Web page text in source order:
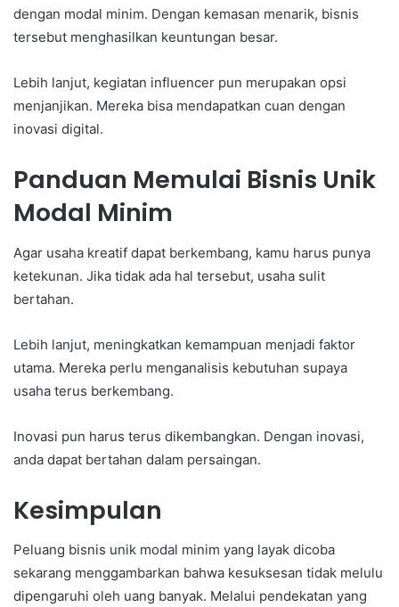
dengan modal minim. Dengan kemasan menarik, bisnis
tersebut menghasilkan keuntungan besar.
Lebih lanjut, kegiatan influencer pun merupakan opsi
menjanjikan. Mereka bisa mendapatkan cuan dengan
inovasi digital.
Panduan Memulai Bisnis Unik
Modal Minim
Agar usaha kreatif dapat berkembang, kamu harus punya
ketekunan. Jika tidak ada hal tersebut, usaha sulit
bertahan.
Lebih lanjut, meningkatkan kemampuan menjadi faktor
utama. Mereka perlu menganalisis kebutuhan supaya
usaha terus berkembang.
Inovasi pun harus terus dikembangkan. Dengan inovasi,
anda dapat bertahan dalam persaingan.
Kesimpulan
Peluang bisnis unik modal minim yang layak dicoba
sekarang menggambarkan bahwa kesuksesan tidak melulu
dipengaruhi oleh uang banyak. Melalui pendekatan yang